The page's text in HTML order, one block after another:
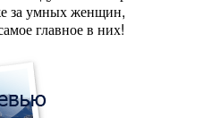
за умных женщин,
главное в них!